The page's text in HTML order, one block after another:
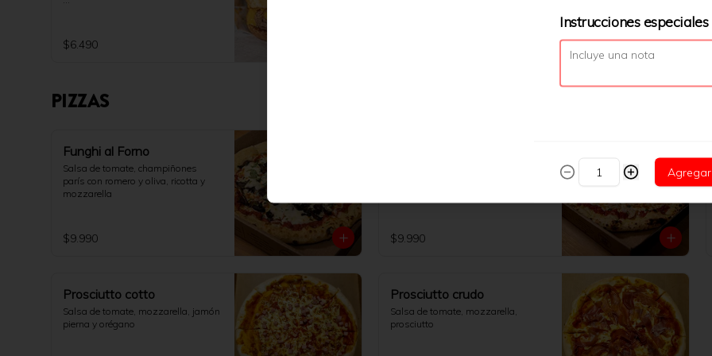
$6.490
PIZZAS
Funghi al Forno
Salsa de tomate, champiñones
parís con romero y oliva, ricotta y
mozzarella
$9.990 $9.990
Prosciutto cotto
Salsa de tomate, mozzarella, jamón
pierna y orégano
Prosciutto crudo
Salsa de tomate, mozzarella,
prosciutto
Instrucciones especiales
Agregar